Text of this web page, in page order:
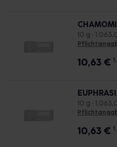
10 g •
10,63 €
10 g •
10,63 €